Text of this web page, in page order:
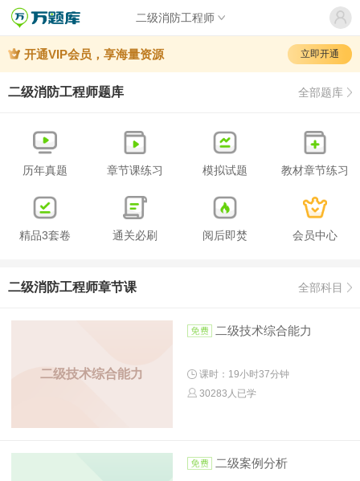
二级消防工程师
开通VIP会员，享海量资源 立即开通
二级消防工程师题库 全部题库
历年真题 章节课练习 模拟试题 教材章节练习
精品3套卷 通关必刷 阅后即焚 会员中心
二级消防工程师章节课 全部科目
二级技术综合能力
二级技术综合能力
课时：19小时37分钟
30283人已学
二级案例分析